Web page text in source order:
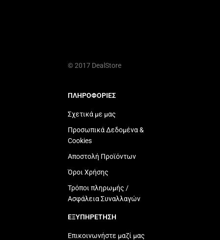
© 2017 DealStore
ΠΛΗΡΟΦΟΡΙΕΣ
Σχετικά με μας
Προσωπικά Δεδομένα &
Cookies
Αποστολή Προϊόντων
Όροι Χρήσης
Τρόποι πληρωμής /
Ασφάλεια Συναλλαγών
ΕΞΥΠΗΡΕΤΗΣΗ
Επικοινωνήστε μαζί μας